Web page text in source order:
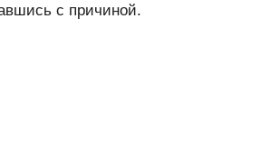
с причиной.